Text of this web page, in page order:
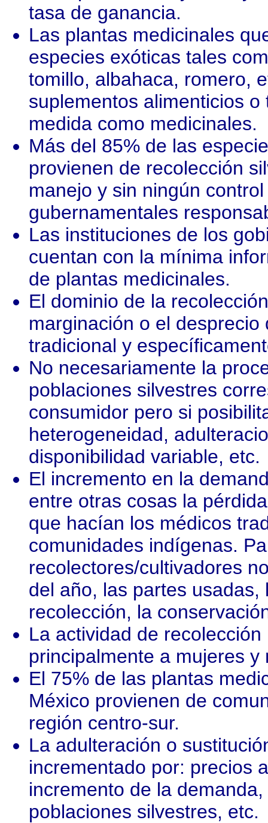
tasa de ganancia.
Las plantas medicinales
especies exóticas tales
tomillo, albahaca, romero,
suplementos alimenticios
medida como medicinales.
Más del 85% de las
provienen de recolección
manejo y sin ningún
gubernamentales
Las instituciones de los
cuentan con la mínima
de plantas medicinales.
El dominio de la
marginación o el
tradicional y
No necesariamente la
poblaciones silvestres
consumidor pero si
heterogeneidad,
disponibilidad variable, etc.
El incremento en la
entre otras cosas la
que hacían los médicos
comunidades indígenas.
recolectores/cultivadores
del año, las partes
recolección, la
La actividad de
principalmente a mujeres y
El 75% de las plantas
México provienen de
región centro-sur.
La adulteración o
incrementado por: precios
incremento de la
poblaciones silvestres, etc.